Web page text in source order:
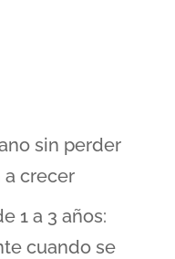
sin perder
a crecer
1 a 3 años:
cuando se